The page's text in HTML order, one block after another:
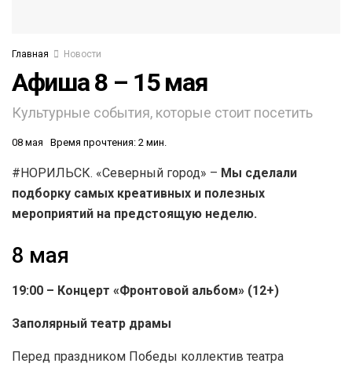
Главная Новости
Афиша 8 – 15 мая
Культурные события, которые стоит посетить
08 мая Время прочтения: 2 мин.
#НОРИЛЬСК. «Северный город» – Мы сделали
подборку самых креативных и полезных
мероприятий на предстоящую неделю.
8 мая
19:00 – Концерт «Фронтовой альбом» (12+)
Заполярный театр драмы
Перед праздником Победы коллектив театра